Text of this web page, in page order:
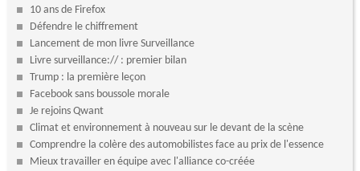
10 ans de Firefox
Défendre le chiffrement
Lancement de mon livre Surveillance
Livre surveillance:// : premier bilan
Trump : la première leçon
Facebook sans boussole morale
Je rejoins Qwant
Climat et environnement à nouveau sur le devant de la scène
Comprendre la colère des automobilistes face au prix de l'essence
Mieux travailler en équipe avec l'alliance co-créée